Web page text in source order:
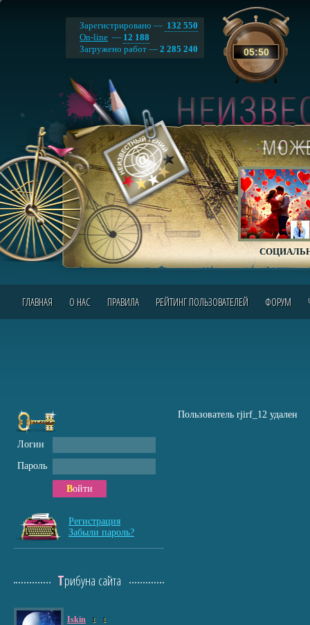
05:50
Зарегистрировано — 132 550
On-line — 12 188
Загружено работ — 2 285 240
ГЛАВНАЯ О НАС ПРАВИЛА РЕЙТИНГ ПОЛЬЗОВАТЕЛЕЙ ФОРУМ
Пользователь rjirf_12 удален
Логин
Пароль
Войти
Регистрация
Забыли пароль?
Трибуна сайта
Iskin 1 1